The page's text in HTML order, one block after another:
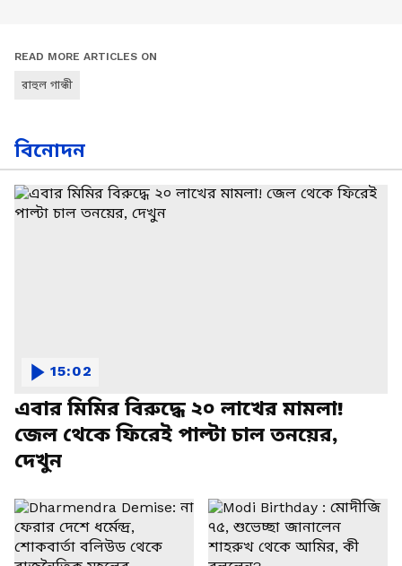
READ MORE ARTICLES ON
রাহুল গান্ধী
বিনোদন
এবার মিমির বিরুদ্ধে ২০ লাখের মামলা!
জেল থেকে ফিরেই পাল্টা চাল তনয়ের,
দেখুন
15:02